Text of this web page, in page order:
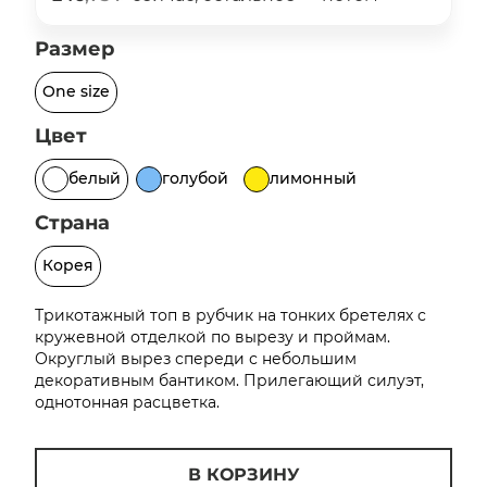
Размер
One size
Цвет
белый голубой лимонный
Страна
Корея
Трикотажный топ в рубчик на тонких бретелях с
кружевной отделкой по вырезу и проймам.
Округлый вырез спереди с небольшим
декоративным бантиком. Прилегающий силуэт,
однотонная расцветка.
В КОРЗИНУ
недели
plait.ru